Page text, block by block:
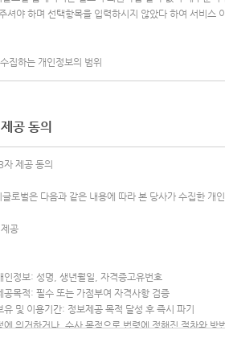
공 동의